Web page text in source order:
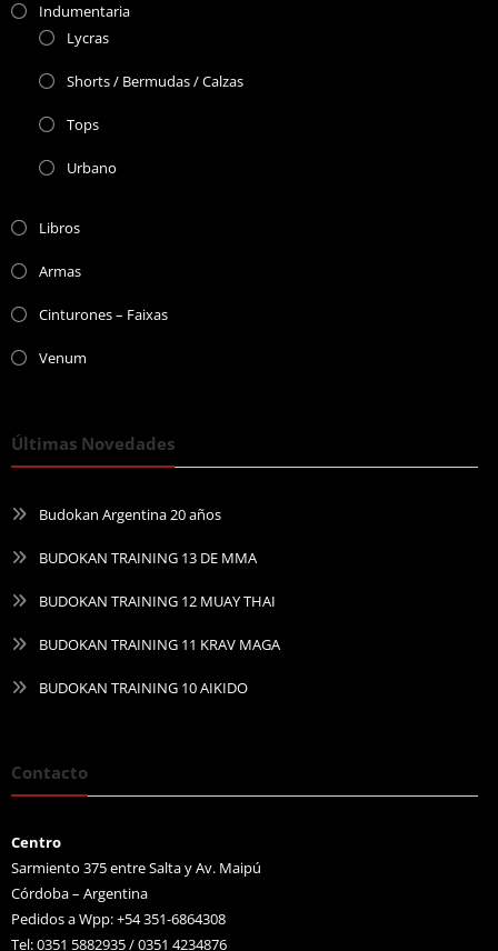
Indumentaria
Lycras
Shorts / Bermudas / Calzas
Tops
Urbano
Libros
Armas
Cinturones – Faixas
Venum
Últimas Novedades
Budokan Argentina 20 años
BUDOKAN TRAINING 13 DE MMA
BUDOKAN TRAINING 12 MUAY THAI
BUDOKAN TRAINING 11 KRAV MAGA
BUDOKAN TRAINING 10 AIKIDO
Contacto
Centro
Sarmiento 375 entre Salta y Av. Maipú
Córdoba – Argentina
Pedidos a Wpp: +54 351-6864308
Tel: 0351 5882935 / 0351 4234876